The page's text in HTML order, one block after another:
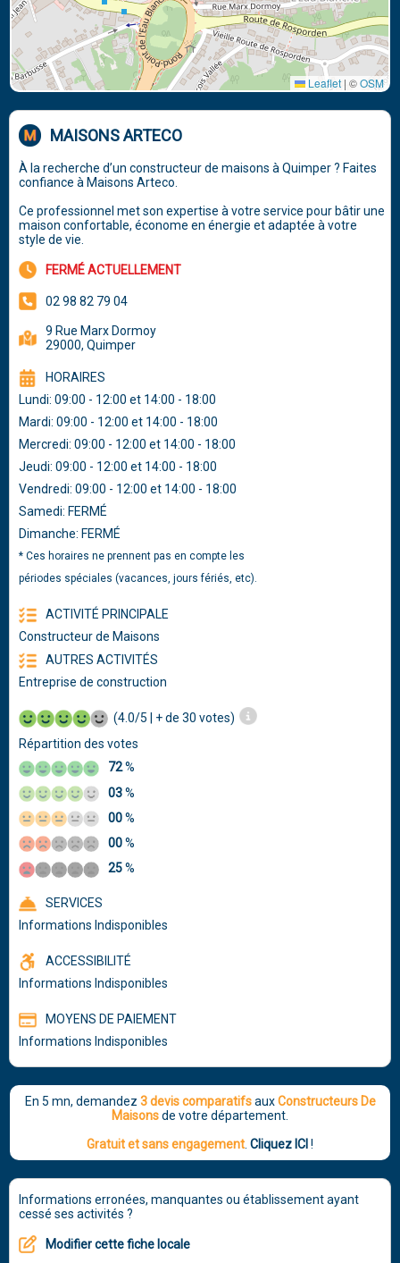
Leaflet | ©OSM
MAISONS ARTECO
À la recherche d’un constructeur de maisons à Quimper ? Faites
confiance à Maisons Arteco.
Ce professionnel met son expertise à votre service pour bâtir une
maison confortable, économe en énergie et adaptée à votre
style de vie.
FERMÉ ACTUELLEMENT
02 98 82 79 04
9 Rue Marx Dormoy
29000, Quimper
HORAIRES
Lundi: 09:00 - 12:00 et 14:00 - 18:00
Mardi: 09:00 - 12:00 et 14:00 - 18:00
Mercredi: 09:00 - 12:00 et 14:00 - 18:00
Jeudi: 09:00 - 12:00 et 14:00 - 18:00
Vendredi: 09:00 - 12:00 et 14:00 - 18:00
Samedi: FERMÉ
Dimanche: FERMÉ
* Ces horaires ne prennent pas en compte les
périodes spéciales (vacances, jours fériés, etc).
ACTIVITÉ PRINCIPALE
Constructeur de Maisons
AUTRES ACTIVITÉS
Entreprise de construction
(4.0/5 | + de 30 votes)
Répartition des votes
72%
03%
00%
00%
25%
SERVICES
Informations Indisponibles
ACCESSIBILITÉ
Informations Indisponibles
MOYENS DE PAIEMENT
Informations Indisponibles
En 5 mn, demandez 3 devis comparatifsauxConstructeurs De
Maisonsde votre département.
Gratuit et sans engagement Cliquez ICI !
Informations erronées, manquantes ou établissement ayant
cessé ses activités ?
Modifier cette fiche locale